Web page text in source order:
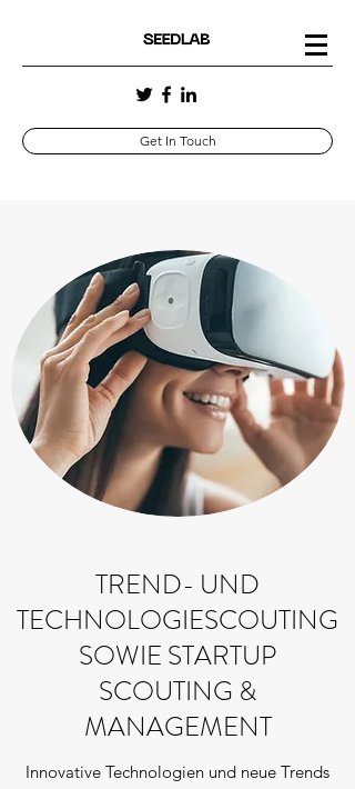
Get In Touch
TREND- UND
TECHNOLOGIESCOUTING
SOWIE STARTUP
SCOUTING &
MANAGEMENT
Innovative Technologien und neue Trends